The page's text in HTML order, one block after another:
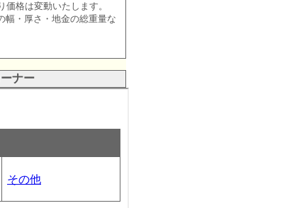
格は変動いたします。
幅・厚さ・地金の総重量な
ナー